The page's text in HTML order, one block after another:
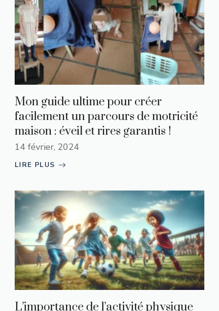
Mon guide ultime pour créer
facilement un parcours de motricité
maison : éveil et rires garantis !
14 février, 2024
LIRE PLUS
L’importance de l’activité physique